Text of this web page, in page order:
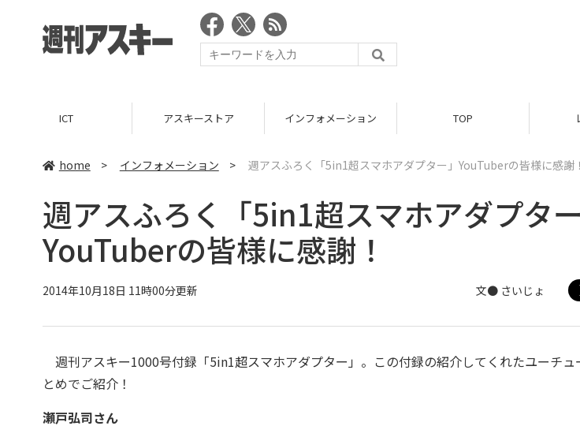
ICT アスキーストア インフォメーション TOP
home > インフォメーション > 週アスふろく「5in1超スマホアダプター」YouTuberの皆様に感謝！
週アスふろく「5in1超スマホアダプター
YouTuberの皆様に感謝！
2014年10月18日 11時00分更新 文● さいじょ
週刊アスキー1000号付録「5in1超スマホアダプター」。この付録の紹介してくれたユーチュ
とめでご紹介！
瀬戸弘司さん